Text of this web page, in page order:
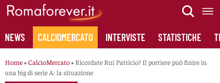
Skip
content
NEWS CALCIOMERCATO INTERVISTE STATISTICHE
Home»CalcioMercato» Ricordate Rui Patricio? Il portiere può finire in
una big di serie A: la situazione